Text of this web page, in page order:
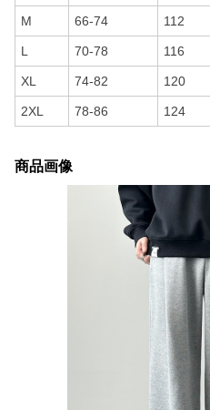
M 66-74 112
L 70-78 116
XL 74-82 120
2XL 78-86 124
商品画像